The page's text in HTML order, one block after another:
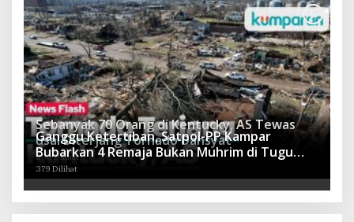
Sebanyak 70 Orang di Kentucky, AS Tewas
usai Diterjang Tornado Dahsyat
395 Dilihat
Ganggu Ketertiban, Satpol-PP Kampar
Bubarkan 4 Remaja Bukan Muhrim di Tugu
Batu Hitam dan Tigo Tungku Sajoangan
379 Dilihat